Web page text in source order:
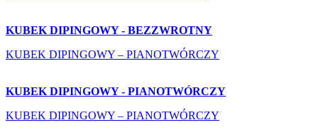
KUBEK DIPINGOWY - BEZZWROTNY
KUBEK DIPINGOWY – PIANOTWÓRCZY
KUBEK DIPINGOWY - PIANOTWÓRCZY
KUBEK DIPINGOWY – PIANOTWÓRCZY